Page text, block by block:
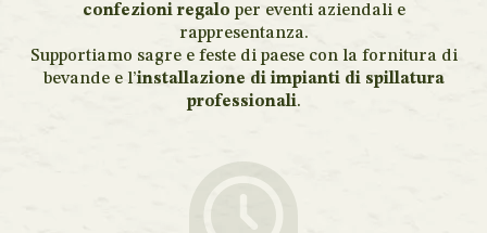
confezioni regalo per eventi aziendali e
rappresentanza.
Supportiamo sagre e feste di paese con la fornitura di
bevande e l’installazione di impianti di spillatura
professionali.